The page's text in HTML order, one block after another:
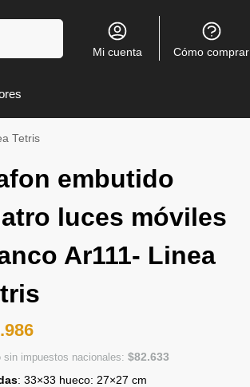
Mi cuenta Cómo comprar
Tetris
embutido
luces móviles
Ar111- Linea
sin impuestos nacionales:$82.633
: 33×33 hueco: 27×27 cm